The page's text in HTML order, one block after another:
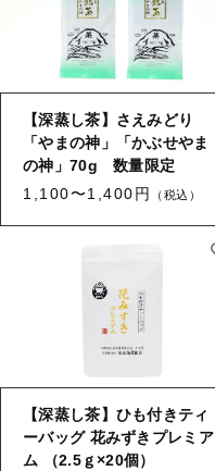
【深蒸し茶】さえみどり
「やまの神」「かぶせやま
の神」70g 数量限定
1,100〜1,400円
（税込）
【深蒸し茶】ひも付きティ
ーバッグ 花みずきプレミア
ム （2.5ｇ×20個）
ログイン